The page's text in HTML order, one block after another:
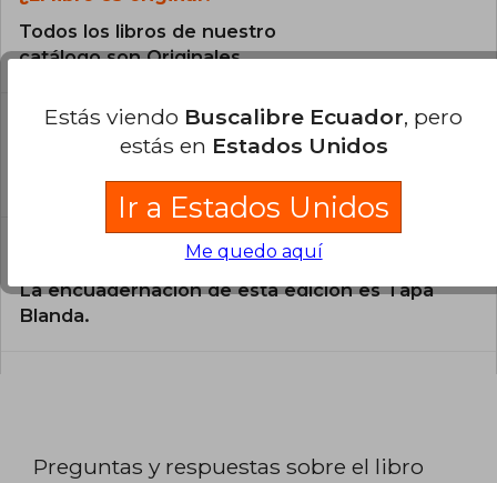
Todos los libros de nuestro
catálogo son Originales.
¿En qué Idioma está escrito el
El libro está escrito en Inglés.
¿Cuál es la encuadernación de este libro?
La encuadernación de esta edición es Tapa
Blanda.
Preguntas y respuestas sobre el libro
Estás viendo Buscalibre Ecuador, pero
estás en Estados Unidos
Ir a Estados Unidos
Me quedo aquí